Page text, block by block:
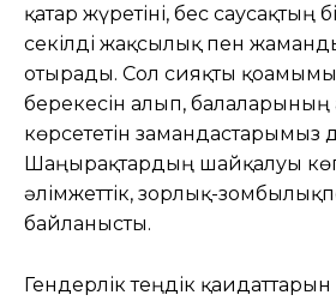
қатар жүретіні, бес саусақтың
секілді жақсылық пен
отырады. Сол сияқты
берекесін алып, балаларының
көрсететін замандастарымыз
Шаңырақтардың шайқалуы
әлімжеттік, зорлық-
байланысты.
Гендерлік теңдік